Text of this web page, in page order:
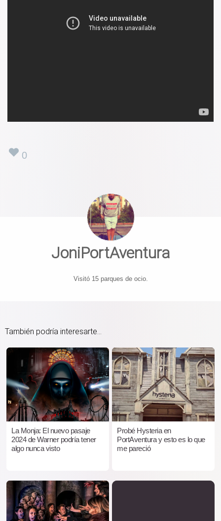
0
JoniPortAventura
Visitó 15 parques de ocio.
También podría interesarte...
La Monja: El nuevo pasaje
2024 de Warner podría tener
algo nunca visto
Probé Hysteria en
PortAventura y esto es lo que
me pareció